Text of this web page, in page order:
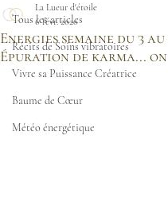
Tous les articles
Récits de Soins vibratoires
Vivre sa Puissance Créatrice
Baume de Cœur
Météo énergétique
Energies semaine du 3
Épuration de karma...
La Lueur d'étoile
6 févr. 2020